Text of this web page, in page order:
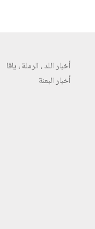
أخبار اللد ، الرملة ، يافا
أخبار البعنة